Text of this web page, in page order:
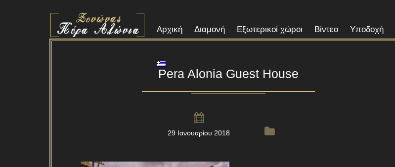
Αρχική Διαμονή Εξωτερικοί χώροι Βίντεο Υποδοχή
Pera Alonia Guest House
29 Ιανουαρίου 2018